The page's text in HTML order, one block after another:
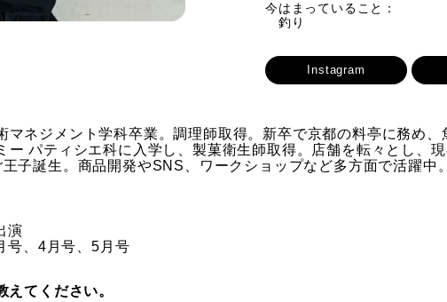
今はまっていること：
釣り
Instagram
マネジメント学科卒業。調理師取得。新卒で京都の料亭に務め
ー パティシエ科に入学し、製菓衛生師取得。店舗を転々とし、
子誕生。商品開発やSNS、ワークショップなど多方面で活躍中。
演
号、4月号、5月号
てください。